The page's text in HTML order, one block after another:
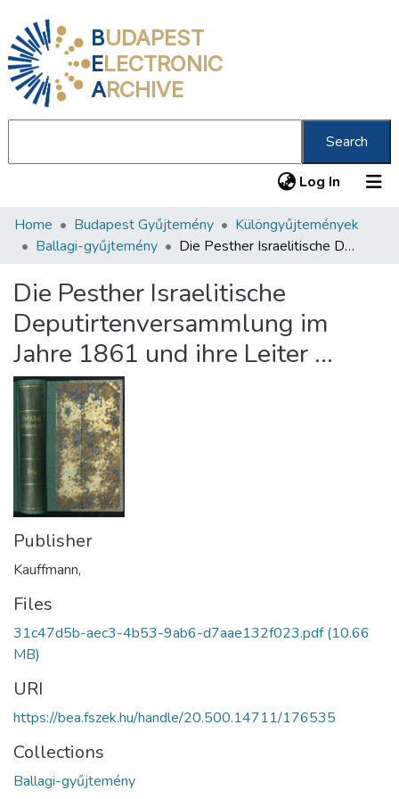
BUDAPEST
ELECTRONIC
ARCHIVE
Search
Log In (current)
Communities & Collections
Statistics
About us
Home Budapest Gyűjtemény
Különgyűjtemények
Ballagi-gyűjtemény
Die Pesther Israelitische Deputirtenversammlung im Jahre 1861 und ihre Leiter ...
Die Pesther Israelitische
Deputirtenversammlung im
Jahre 1861 und ihre Leiter ...
Publisher
Kauffmann,
Files
31c47d5b-aec3-4b53-9ab6-d7aae132f023.pdf(10.66
MB)
URI
https://bea.fszek.hu/handle/20.500.14711/176535
Collections
Ballagi-gyűjtemény